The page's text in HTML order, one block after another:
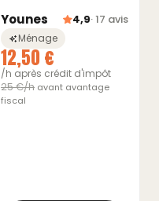
Younes 4,9· 17 avis
Ménage
12,50 €
/h après crédit d'impôt
25 €/h avant avantage
fiscal